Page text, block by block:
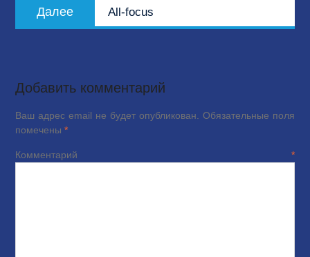
Далее
запись:
All-focus
Добавить комментарий
Ваш адрес email не будет опубликован.
Обязательные поля
помечены *
Комментарий*